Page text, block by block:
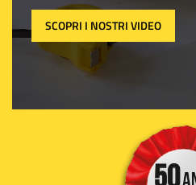
SCOPRI I NOSTRI VIDEO